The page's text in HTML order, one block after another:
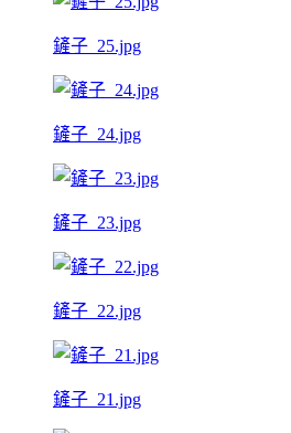
鏟子_25.jpg
鏟子_24.jpg
鏟子_23.jpg
鏟子_22.jpg
鏟子_21.jpg